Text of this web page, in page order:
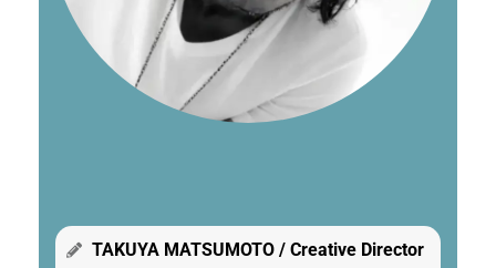
TAKUYA MATSUMOTO / Creative Director